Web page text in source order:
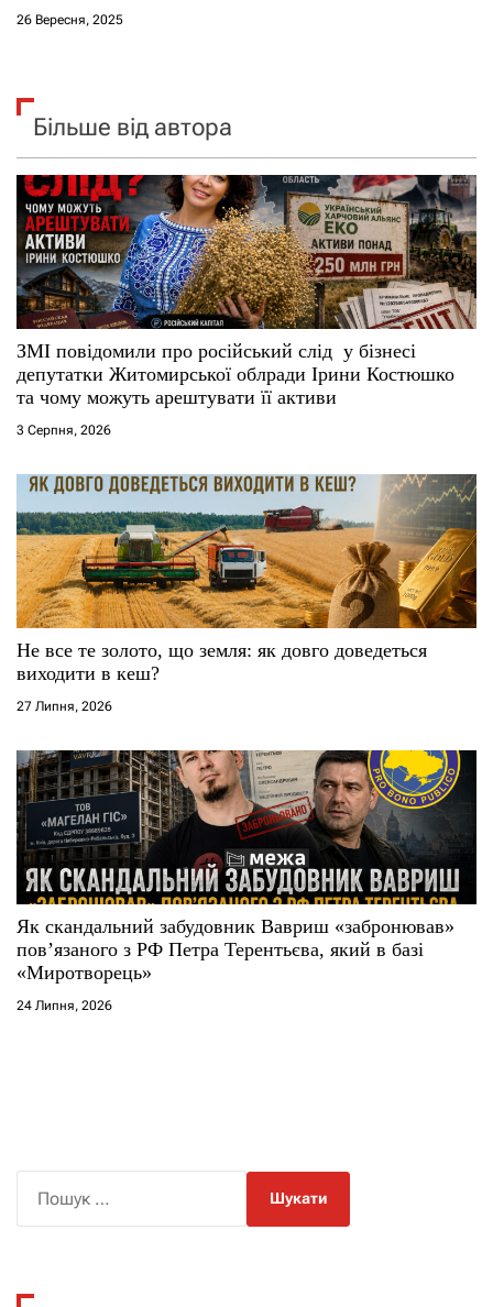
26 Вересня, 2025
Більше від автора
ЗМІ повідомили про російський слід у бізнесі
депутатки Житомирської облради Ірини Костюшко
та чому можуть арештувати її активи
3 Серпня, 2026
Не все те золото, що земля: як довго доведеться
виходити в кеш?
27 Липня, 2026
Як скандальний забудовник Вавриш «забронював»
повʼязаного з РФ Петра Терентьєва, який в базі
«Миротворець»
24 Липня, 2026
к